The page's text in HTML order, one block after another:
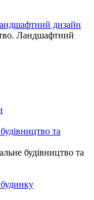
дизайн
Ландшафтний
та
будівництво та